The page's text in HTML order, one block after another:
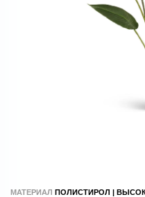
МАТЕРИАЛ ПОЛИСТИРОЛ |